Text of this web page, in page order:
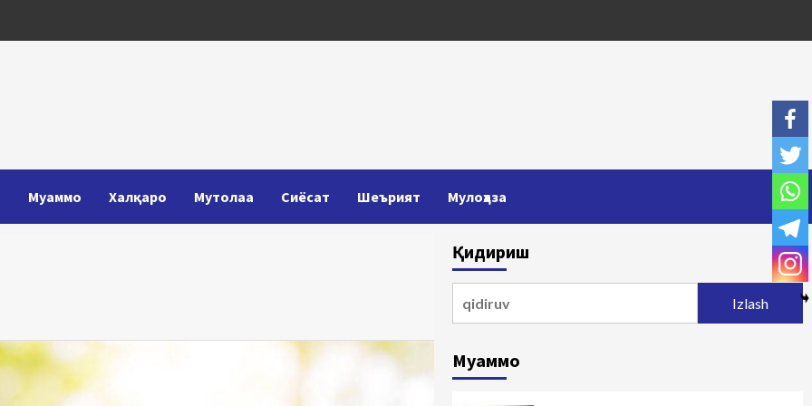
Муаммо Халқаро Мутолаа Сиёсат Шеърият Мулоҳаза
Қидириш
Муаммо